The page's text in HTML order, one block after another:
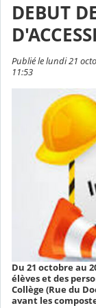
DEBUT
Publié le lundi 21
11:53
Du 21 octobre au
élèves et des
Collège (Rue du
avant les